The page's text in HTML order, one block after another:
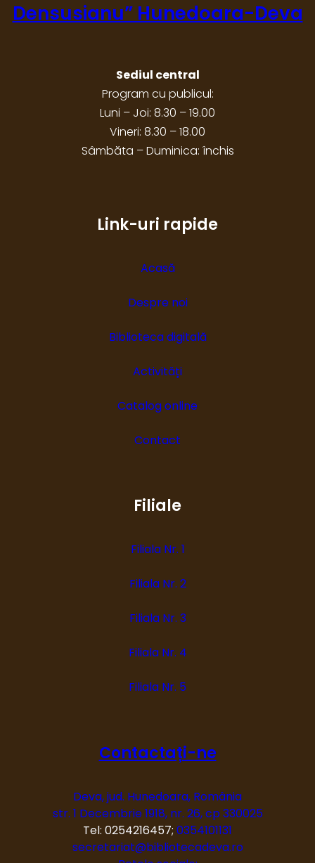
Densusianu” Hunedoara-Deva
Sediul central
Program cu publicul:
Luni – Joi: 8.30 – 19.00
Vineri: 8.30 – 18.00
Sâmbăta – Duminica: închis
Link-uri rapide
Acasă
Despre noi
Biblioteca digitală
Activități
Catalog online
Contact
Filiale
Filiala Nr. 1
Filiala Nr. 2
Filiala Nr. 3
Filiala Nr. 4
Filiala Nr. 5
Contactați-ne
Deva, jud. Hunedoara, România
str. 1 Decembrie 1918, nr. 26, cp 330025
Tel: 0254216457; 0354101131
secretariat@bibliotecadeva.ro